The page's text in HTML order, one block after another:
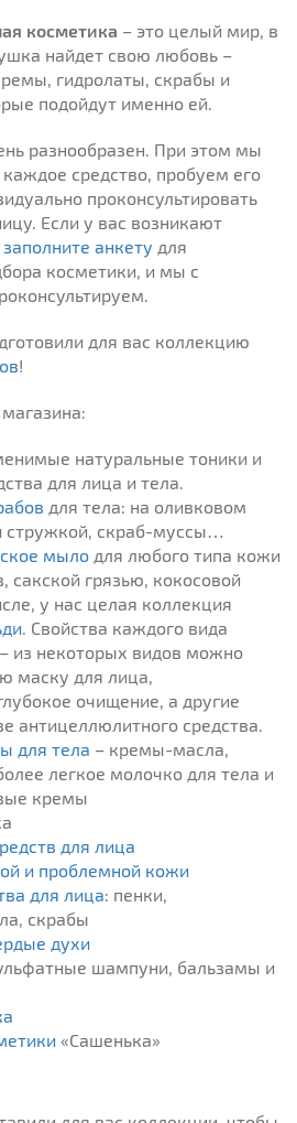
косметика – это целый мир, в
найдет свою любовь –
гидролаты, скрабы и
подойдут именно ей.
разнообразен. При этом мы
средство, пробуем его
проконсультировать
Если у вас возникают
заполните анкету для
косметики, и мы с
для вас коллекцию
!
натуральные тоники и
для лица и тела.
для тела: на оливковом
стружкой, скраб-муссы…
мыло для любого типа кожи
сакской грязью, кокосовой
у нас целая коллекция
. Свойства каждого вида
из некоторых видов можно
маску для лица,
очищение, а другие
антицеллюлитного средства.
для тела – кремы-масла,
легкое молочко для тела и
кремы
для лица
и проблемной кожи
для лица: пенки,
скрабы
духи
шампуни, бальзамы и
«Сашенька»